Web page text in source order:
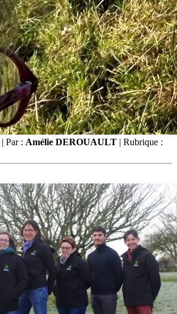
| Par : Amélie DEROUAULT | Rubrique :